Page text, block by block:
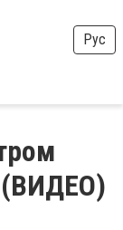
Рус
(ВИДЕО)